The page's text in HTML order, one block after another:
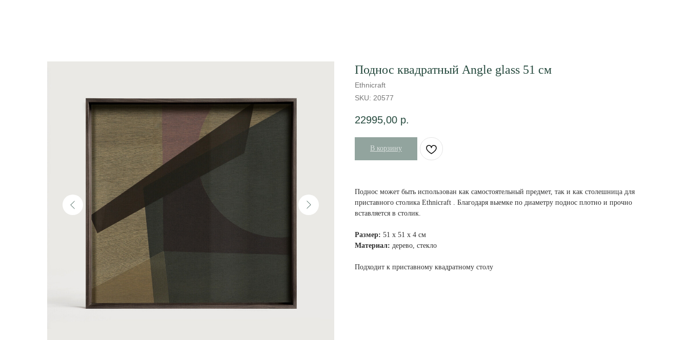
Поднос квадратный Angle glass 51 см
Ethnicraft
SKU: 20577
22995,00 р.
В корзину
Поднос может быть использован как самостоятельный предмет, так и как столешница для
приставного столика Ethnicraft . Благодаря выемке по диаметру поднос плотно и прочно
вставляется в столик.
Размер: 51 х 51 х 4 см
Материал: дерево, стекло
Подходит к приставному квадратному столу